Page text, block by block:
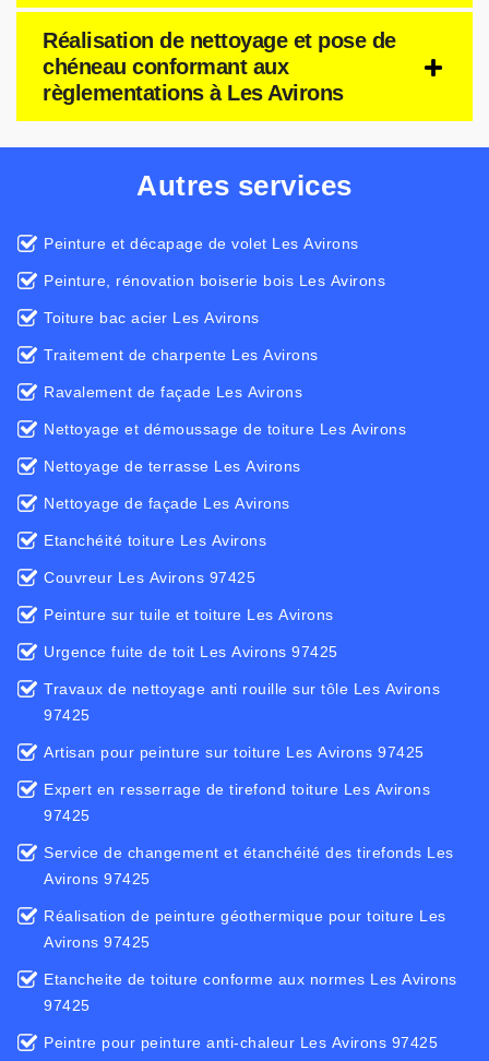
Réalisation de nettoyage et pose de
chéneau conformant aux
règlementations à Les Avirons
Autres services
Peinture et décapage de volet Les Avirons
Peinture, rénovation boiserie bois Les Avirons
Toiture bac acier Les Avirons
Traitement de charpente Les Avirons
Ravalement de façade Les Avirons
Nettoyage et démoussage de toiture Les Avirons
Nettoyage de terrasse Les Avirons
Nettoyage de façade Les Avirons
Etanchéité toiture Les Avirons
Couvreur Les Avirons 97425
Peinture sur tuile et toiture Les Avirons
Urgence fuite de toit Les Avirons 97425
Travaux de nettoyage anti rouille sur tôle Les Avirons
97425
Artisan pour peinture sur toiture Les Avirons 97425
Expert en resserrage de tirefond toiture Les Avirons
97425
Service de changement et étanchéité des tirefonds Les
Avirons 97425
Réalisation de peinture géothermique pour toiture Les
Avirons 97425
Etancheite de toiture conforme aux normes Les Avirons
97425
Peintre pour peinture anti-chaleur Les Avirons 97425